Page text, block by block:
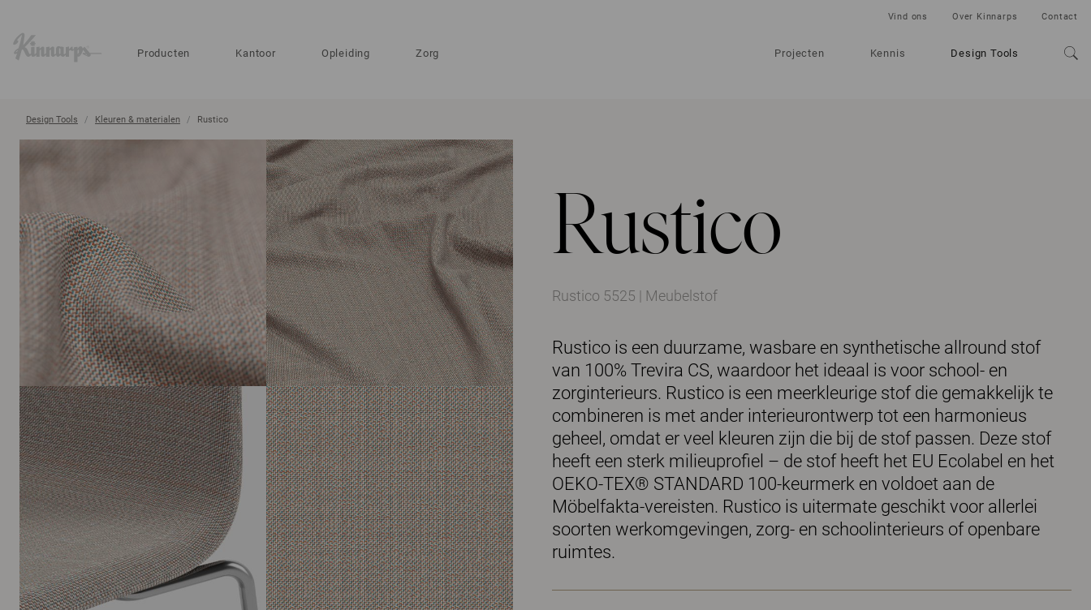
Producten Kantoor Opleiding Zorg Projecten Kennis Design Tools
Vind ons Over Kinnarps Contact
Design Tools Kleuren & materialen Rustico
Rustico
Rustico 5525 | Meubelstof
Rustico is een duurzame, wasbare en synthetische allround stof
van 100% Trevira CS, waardoor het ideaal is voor school- en
zorginterieurs. Rustico is een meerkleurige stof die gemakkelijk te
combineren is met ander interieurontwerp tot een harmonieus
geheel, omdat er veel kleuren zijn die bij de stof passen. Deze stof
heeft een sterk milieuprofiel – de stof heeft het EU Ecolabel en het
OEKO-TEX® STANDARD 100-keurmerk en voldoet aan de
Möbelfakta-vereisten. Rustico is uitermate geschikt voor allerlei
soorten werkomgevingen, zorg- en schoolinterieurs of openbare
ruimtes.